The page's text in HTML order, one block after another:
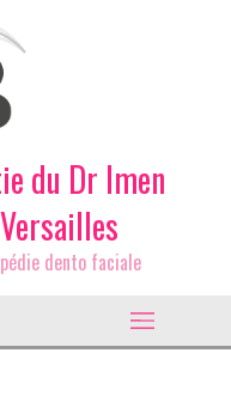
du Dr Imen
dento faciale